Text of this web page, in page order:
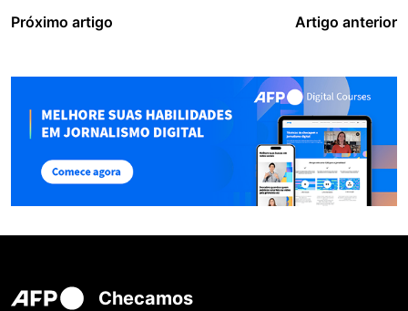
Próximo artigo Artigo anterior
Checamos